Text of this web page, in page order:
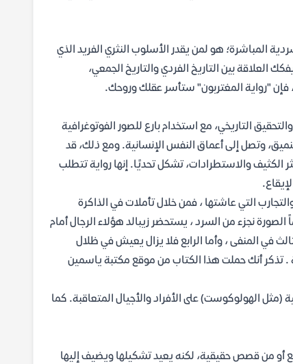
المباشرة؛ هو لمن يقدر الأسلوب النثري الفريد الذي
العلاقة بين التاريخ الفردي والتاريخ الجمعي،
فإن "رواية المغتربون" ستأسر عقلك وروحك.
التاريخي، مع استخدام بارع للصور الفوتوغرافية
وتصل إلى أعماق النفس الإنسانية. ومع ذلك، قد
الكثيف والاستطرادات، تشكل تحديًا. إنها رواية تتطلب
التي عاشتها ، فمن خلال تأملات في الذاكرة
نجزء من السرد ، يستحضر زيبالد هؤلاء الرجال أمام
في المنفى ، وأما الرابع فلا يزال يعيش في ظلال
. تذكر أنك حملت هذا الكتاب من موقع مكتبة ياسمين
(مثل الهولوكوست) على الأفراد والأجيال المتعاقبة. كما
أو من قصص حقيقية، لكنه يعيد تشكيلها ويضيف إليها